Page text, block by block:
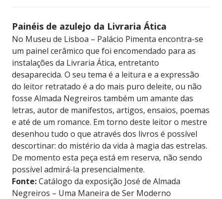
Painéis de azulejo da Livraria Ática
No Museu de Lisboa – Palácio Pimenta encontra-se
um painel cerâmico que foi encomendado para as
instalações da Livraria Ática, entretanto
desaparecida. O seu tema é a leitura e a expressão
do leitor retratado é a do mais puro deleite, ou não
fosse Almada Negreiros também um amante das
letras, autor de manifestos, artigos, ensaios, poemas
e até de um romance. Em torno deste leitor o mestre
desenhou tudo o que através dos livros é possível
descortinar: do mistério da vida à magia das estrelas.
De momento esta peça está em reserva, não sendo
possível admirá-la presencialmente.
Fonte:Catálogo da exposição José de Almada
Negreiros – Uma Maneira de Ser Moderno